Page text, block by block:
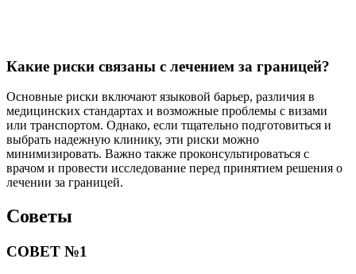
Какие риски связаны с лечением за границей?
Основные риски включают языковой барьер, различия в
медицинских стандартах и возможные проблемы с визами
или транспортом. Однако, если тщательно подготовиться и
выбрать надежную клинику, эти риски можно
минимизировать. Важно также проконсультироваться с
врачом и провести исследование перед принятием решения о
лечении за границей.
Советы
СОВЕТ №1